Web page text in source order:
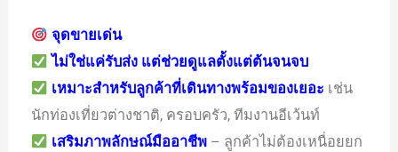
จุดขายเด่น
ไม่ใช่แค่รับส่ง แต่ช่วยดูแลตั้งแต่ต้นจนจบ
เหมาะสำหรับลูกค้าที่เดินทางพร้อมของเยอะ เช่น
นักท่องเที่ยวต่างชาติ, ครอบครัว, ทีมงานอีเว้นท์
เสริมภาพลักษณ์มืออาชีพ– ลูกค้าไม่ต้องเหนื่อยยก